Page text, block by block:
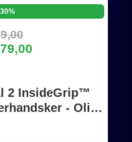
2 InsideGrip™
- Olive